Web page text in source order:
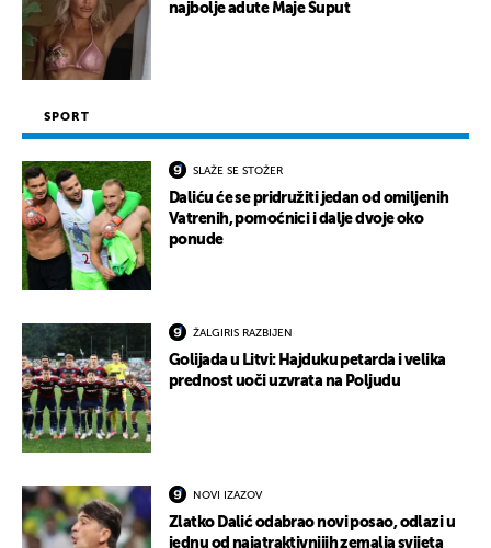
najbolje adute Maje Šuput
SPORT
SLAŽE SE STOŽER
Daliću će se pridružiti jedan od omiljenih
Vatrenih, pomoćnici i dalje dvoje oko
ponude
ŽALGIRIS RAZBIJEN
Golijada u Litvi: Hajduku petarda i velika
prednost uoči uzvrata na Poljudu
NOVI IZAZOV
Zlatko Dalić odabrao novi posao, odlazi u
jednu od najatraktivnijih zemalja svijeta